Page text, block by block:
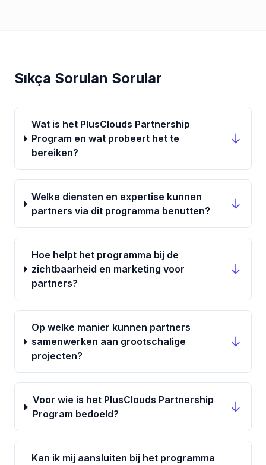
Sıkça Sorulan Sorular
Wat is het PlusClouds Partnership
Program en wat probeert het te
bereiken?
Welke diensten en expertise kunnen
partners via dit programma benutten?
Hoe helpt het programma bij de
zichtbaarheid en marketing voor
partners?
Op welke manier kunnen partners
samenwerken aan grootschalige
projecten?
Voor wie is het PlusClouds Partnership
Program bedoeld?
Kan ik mij aansluiten bij het programma